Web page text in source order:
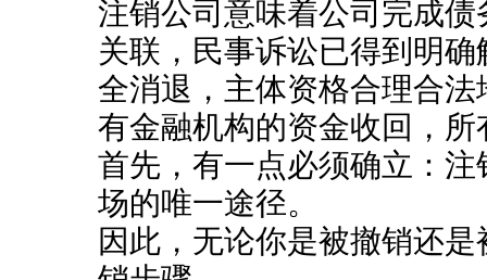
注销公司意味着公司完成
关联，民事诉讼已得到明
全消退，主体资格合理合
有金融机构的资金收回，
首先，有一点必须确立：
场的唯一途径。
因此，无论你是被撤销还